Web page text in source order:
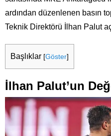
ardından düzenlenen basın
Teknik Direktörü İlhan Palut
Başlıklar [Göster]
İlhan Palut’un